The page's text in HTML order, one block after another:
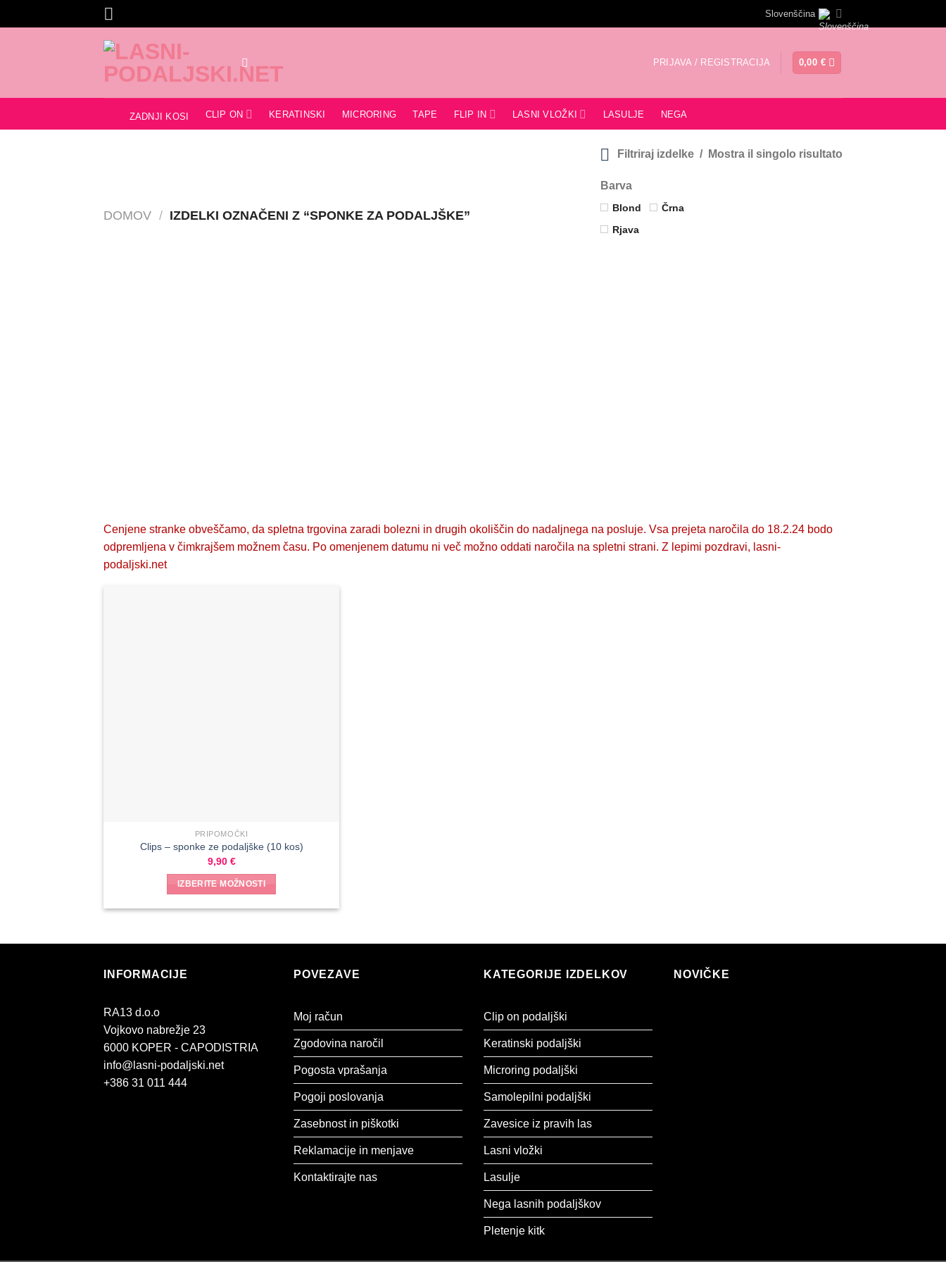
na
Slovenščina
PRIJAVA / REGISTRACIJA 0,00 €
ZADNJI KOSI CLIP ON KERATINSKI MICRORING TAPE FLIP IN LASNI VLOŽKI LASULJE NEGA
DOMOV / IZDELKI OZNAČENI Z “SPONKE ZA PODALJŠKE”
Filtriraj izdelke Mostra il singolo risultato
Barva
Blond
Črna
Rjava
Cenjene stranke obveščamo, da spletna trgovina zaradi bolezni in drugih okoliščin do nadaljnega na posluje. Vsa prejeta naročila do 18.2.24 bodo
odpremljena v čimkrajšem možnem času. Po omenjenem datumu ni več možno oddati naročila na spletni strani. Z lepimi pozdravi, lasni-
podaljski.net
PRIPOMOČKI
Clips – sponke ze podaljške (10 kos)
9,90 €
IZBERITE MOŽNOSTI
INFORMACIJE
RA13 d.o.o
Vojkovo nabrežje 23
6000 KOPER - CAPODISTRIA
info@lasni-podaljski.net
+386 31 011 444
POVEZAVE
Moj račun
Zgodovina naročil
Pogosta vprašanja
Pogoji poslovanja
Zasebnost in piškotki
Reklamacije in menjave
Kontaktirajte nas
KATEGORIJE IZDELKOV
Clip on podaljški
Keratinski podaljški
Microring podaljški
Samolepilni podaljški
Zavesice iz pravih las
Lasni vložki
Lasulje
Nega lasnih podaljškov
Pletenje kitk
NOVIČKE